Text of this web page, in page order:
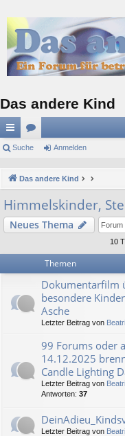
Das andere Kind
ch
llz
ug
riff
or
Suche Anmelden
Das andere Kind
Himmelskinder,
Neues Thema
10
Themen
Dokumentarfilm
besondere
Asche
Letzter Beitrag von
99 Forums oder
14.12.2025
Candle Lighting
Letzter Beitrag von
Antworten: 37
Letzter Beitrag von